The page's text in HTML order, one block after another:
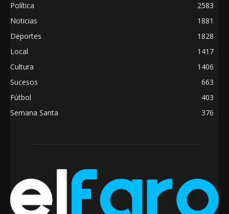
Política
2583
Noticias
1881
Deportes
1828
Local
1417
Cultura
1406
Sucesos
663
Fútbol
403
Semana Santa
376